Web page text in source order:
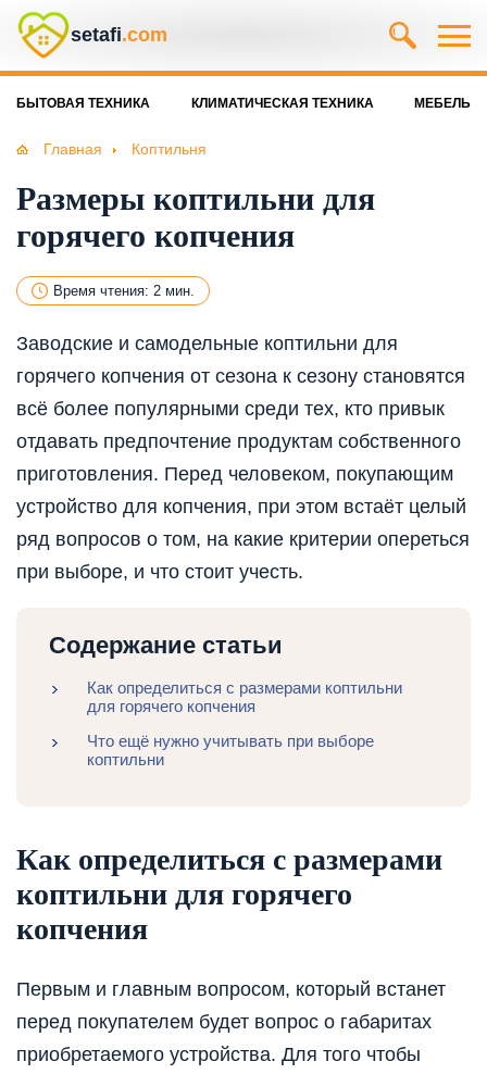
setafi.com
БЫТОВАЯ ТЕХНИКА КЛИМАТИЧЕСКАЯ ТЕХНИКА МЕБЕЛЬ
Главная Коптильня
Размеры коптильни для
горячего копчения
Время чтения: 2 мин.
Заводские и самодельные коптильни для
горячего копчения от сезона к сезону становятся
всё более популярными среди тех, кто привык
отдавать предпочтение продуктам собственного
приготовления. Перед человеком, покупающим
устройство для копчения, при этом встаёт целый
ряд вопросов о том, на какие критерии опереться
при выборе, и что стоит учесть.
Содержание статьи
Как определиться с размерами коптильни
для горячего копчения
Что ещё нужно учитывать при выборе
коптильни
Как определиться с размерами
коптильни для горячего
копчения
Первым и главным вопросом, который встанет
перед покупателем будет вопрос о габаритах
приобретаемого устройства. Для того чтобы